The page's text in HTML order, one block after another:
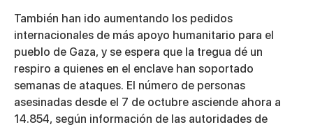
También han ido aumentando los pedidos
internacionales de más apoyo humanitario para el
pueblo de Gaza, y se espera que la tregua dé un
respiro a quienes en el enclave han soportado
semanas de ataques. El número de personas
asesinadas desde el 7 de octubre asciende ahora a
14.854, según información de las autoridades de